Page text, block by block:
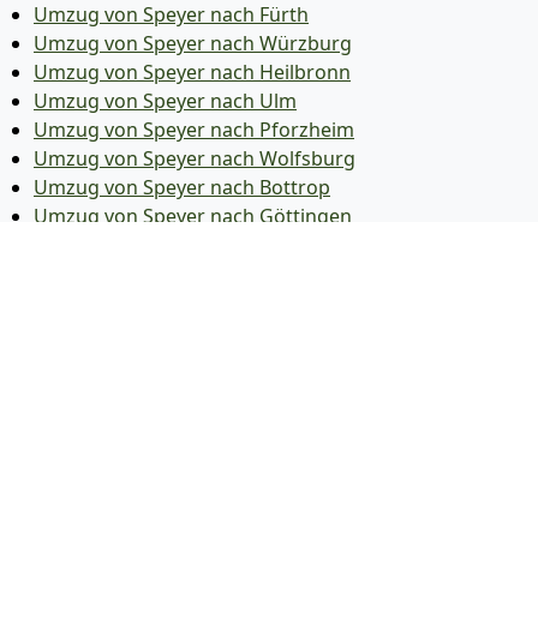
Umzug von Speyer nach Fürth
Umzug von Speyer nach Würzburg
Umzug von Speyer nach Heilbronn
Umzug von Speyer nach Ulm
Umzug von Speyer nach Pforzheim
Umzug von Speyer nach Wolfsburg
Umzug von Speyer nach Bottrop
Umzug von Speyer nach Göttingen